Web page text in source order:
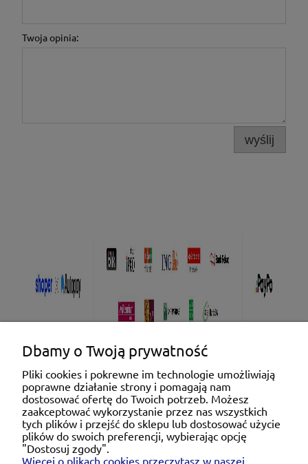
Twoja opinia:
wyślij
Pomoc
Moje konto
Dbamy o Twoją prywatność
Pliki cookies i pokrewne im technologie umożliwiają
poprawne działanie strony i pomagają nam
dostosować ofertę do Twoich potrzeb. Możesz
zaakceptować wykorzystanie przez nas wszystkich
tych plików i przejść do sklepu lub dostosować użycie
plików do swoich preferencji, wybierając opcję
"Dostosuj zgody".
Więcej o plikach cookies przeczytasz w naszej